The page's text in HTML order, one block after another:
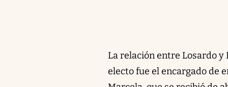
La relación entre Losardo y
electo fue el encargado de